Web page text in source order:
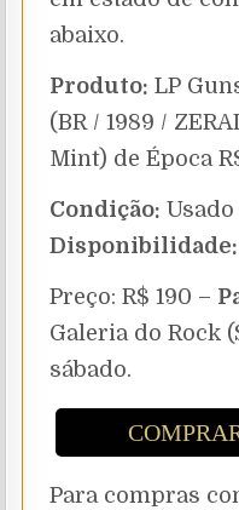
abaixo.
Produto: LP
(BR / 1989 /
Mint) de Época
Condição: Usado
Disponibilidade:
Preço: R$ 190 –
Galeria do Rock
sábado.
Para compras